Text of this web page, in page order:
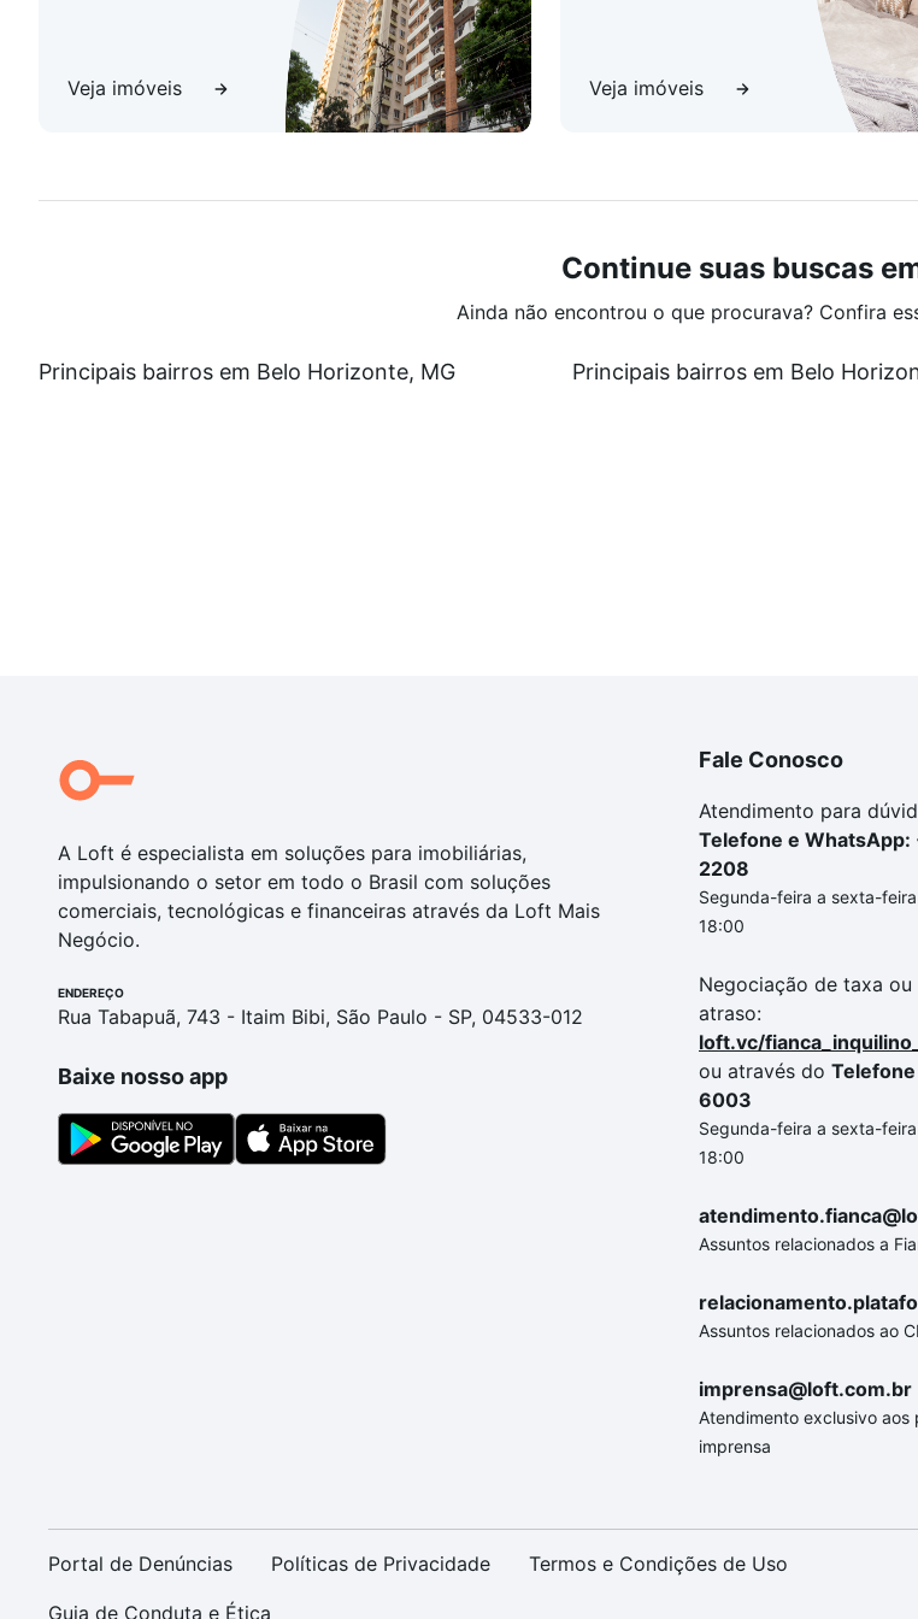
Veja imóveis Veja imóveis
Continue suas buscas
Ainda não encontrou o que procurava? Confira
Principais bairros em Belo Horizonte, MG Principais bairros em Belo
A Loft é especialista em soluções para imobiliárias,
impulsionando o setor em todo o Brasil com soluções
comerciais, tecnológicas e financeiras através da Loft Mais
Negócio.
ENDEREÇO
Rua Tabapuã, 743 - Itaim Bibi, São Paulo - SP, 04533-012
Baixe nosso app
Fale Conosco
Atendimento para
Telefone e WhatsApp:
2208
Segunda-feira a sexta-
18:00
Negociação de taxa ou
atraso:
loft.vc/
ou através do
6003
Segunda-feira a sexta-
18:00
Assuntos relacionados a
Assuntos relacionados ao
imprensa@loft.com.br
Atendimento exclusivo aos
imprensa
Portal de Denúncias Políticas de Privacidade Termos e Condições de Uso
Guia de Conduta e Ética